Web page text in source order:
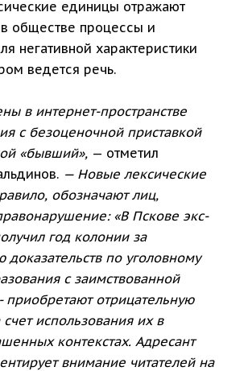
единицы отражают
обществе процессы и
негативной характеристики
ведется речь.
в интернет-пространстве
с безоценочной приставкой
«бывший», — отметил
— Новые лексические
обозначают лиц,
«В Пскове экс-
год колонии за
по уголовному
с заимствованной
приобретают отрицательную
использования их в
контекстах. Адресант
внимание читателей на